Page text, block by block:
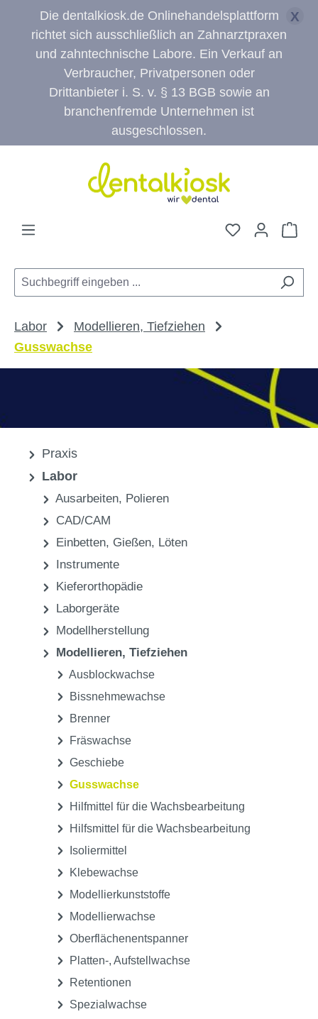
X
Die dentalkiosk.de Onlinehandelsplattform
richtet sich ausschließlich an Zahnarztpraxen
und zahntechnische Labore. Ein Verkauf an
Verbraucher, Privatpersonen oder
Drittanbieter i. S. v. § 13 BGB sowie an
branchenfremde Unternehmen ist
ausgeschlossen.
Zum Hauptinhalt springen
Du hast 0
Labor
Modellieren, Tiefziehen
Gusswachse
Praxis
Labor
Ausarbeiten, Polieren
CAD/CAM
Einbetten, Gießen, Löten
Instrumente
Kieferorthopädie
Laborgeräte
Modellherstellung
Modellieren, Tiefziehen
Ausblockwachse
Bissnehmewachse
Brenner
Fräswachse
Geschiebe
Gusswachse
Hilfmittel für die Wachsbearbeitung
Hilfsmittel für die Wachsbearbeitung
Isoliermittel
Klebewachse
Modellierkunststoffe
Modellierwachse
Oberflächenentspanner
Platten-, Aufstellwachse
Retentionen
Spezialwachse